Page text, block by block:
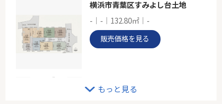
横浜市青葉区すみよし台土地
-｜-｜132.80㎡｜-
販売価格を見る
もっと見る